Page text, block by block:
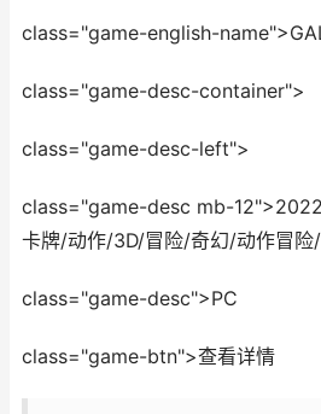
class="game-english-
class="game-desc-container">
class="game-desc-left">
class="game-desc mb-
卡牌/动作/3D/冒险/奇幻/动作冒险
class="game-desc">PC
class="game-btn">查看详情